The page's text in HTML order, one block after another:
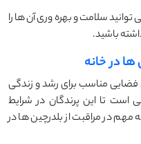
‌توانید سلامت و بهره ‌وری آن‌ ها را
باشید.
ها در خانه
فضایی مناسب برای رشد و زندگی
است تا این پرندگان در شرایط
مهم در مراقبت از بلدرچین ‌ها در